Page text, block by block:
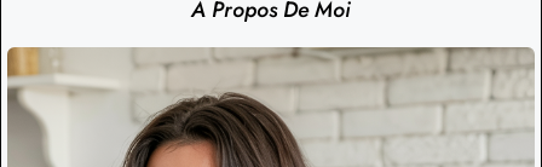
À Propos De Moi